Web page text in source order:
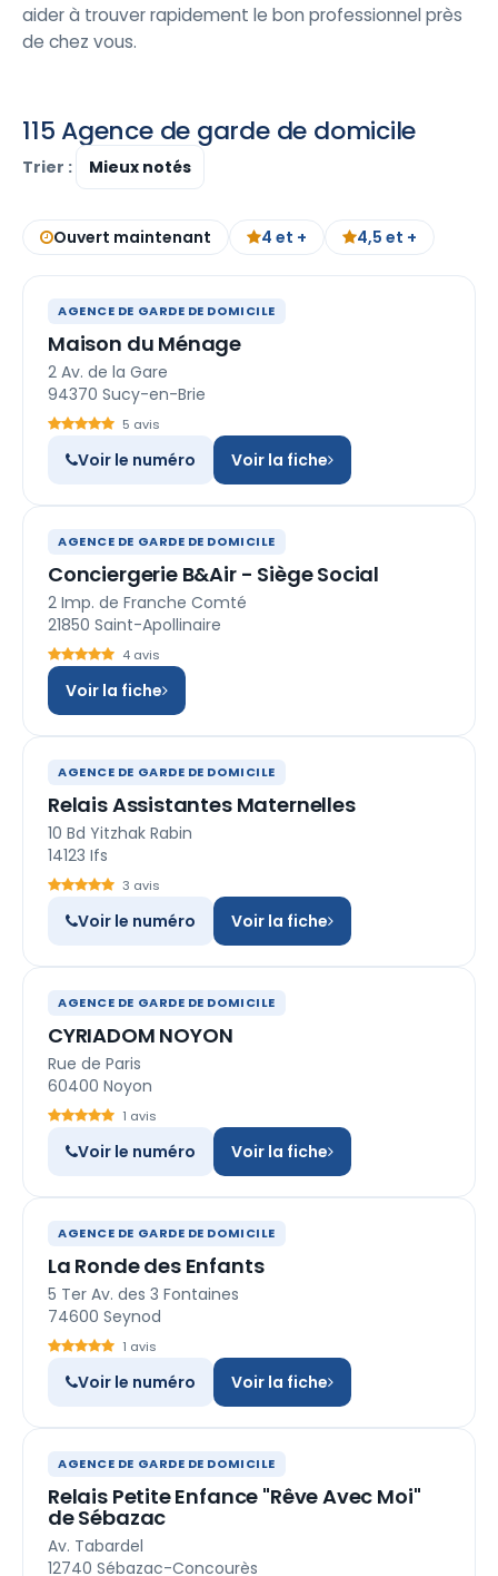
aider à trouver rapidement le bon professionnel près
de chez vous.
115 Agence de garde de domicile
Trier :
Ouvert maintenant 4 et + 4,5 et +
AGENCE DE GARDE DE DOMICILE
Maison du Ménage
2 Av. de la Gare
94370 Sucy-en-Brie
5 avis
Voir le numéro Voir la fiche
AGENCE DE GARDE DE DOMICILE
Conciergerie B&Air - Siège Social
2 Imp. de Franche Comté
21850 Saint-Apollinaire
4 avis
Voir la fiche
AGENCE DE GARDE DE DOMICILE
Relais Assistantes Maternelles
10 Bd Yitzhak Rabin
14123 Ifs
3 avis
Voir le numéro Voir la fiche
AGENCE DE GARDE DE DOMICILE
CYRIADOM NOYON
Rue de Paris
60400 Noyon
1 avis
Voir le numéro Voir la fiche
AGENCE DE GARDE DE DOMICILE
La Ronde des Enfants
5 Ter Av. des 3 Fontaines
74600 Seynod
1 avis
Voir le numéro Voir la fiche
AGENCE DE GARDE DE DOMICILE
Relais Petite Enfance "Rêve Avec Moi"
de Sébazac
Av. Tabardel
12740 Sébazac-Concourès